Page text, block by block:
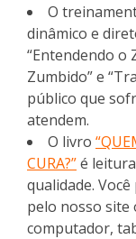
O
dinâmico e
“Entendendo o
Zumbido” e
público que
atendem.
O livro
CURA?”é
qualidade.
pelo nosso site
computador,